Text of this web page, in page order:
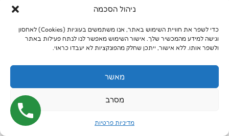
ניהול הסכמה
כדי לשפר את חוויית השימוש באתר, אנו משתמשים בעוגיות (Cookies) לאחסון
וגישה למידע מהמכשיר שלך. אישור השימוש מאפשר לנו לנתח פעילות באתר
ולשפר אותו. ללא אישור, ייתכן שחלק מהפונקציות לא יעבדו כראוי.
מאשר
מסרב
מדיניות פרטיות
הנכונה תשפיע על התחזוקה העתידית של האתר
ועל היכולת שלכם לצמוח בהמשך.
למה תוכן הוא הבסיס האמיתי